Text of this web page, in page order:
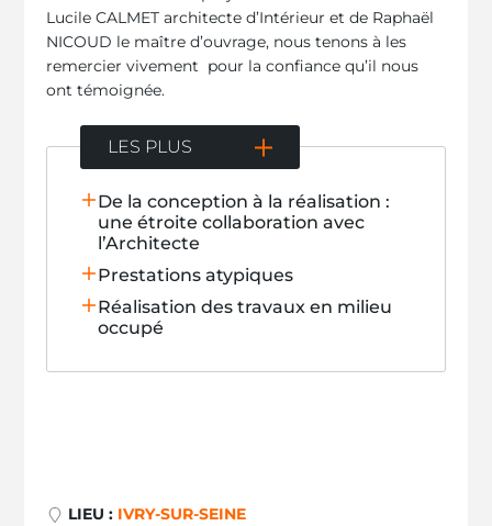
Lucile CALMET architecte d’Intérieur et de Raphaël
NICOUD le maître d’ouvrage, nous tenons à les
remercier vivement pour la confiance qu’il nous
ont témoignée.
LES PLUS
De la conception à la réalisation :
une étroite collaboration avec
l’Architecte
Prestations atypiques
Réalisation des travaux en milieu
occupé
LIEU : IVRY-SUR-SEINE